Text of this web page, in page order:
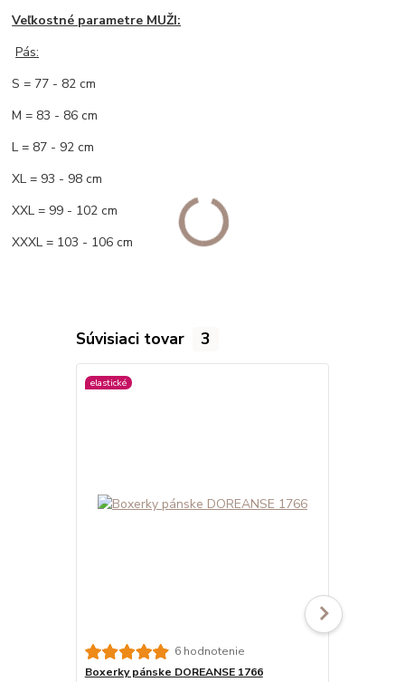
Veľkostné parametre MUŽI:
Pás:
S = 77 - 82 cm
M = 83 - 86 cm
L = 87 - 92 cm
XL = 93 - 98 cm
XXL = 99 - 102 cm
XXXL = 103 - 106 cm
Súvisiaci tovar 3
elastické
6 hodnotenie
Boxerky pánske DOREANSE 1766